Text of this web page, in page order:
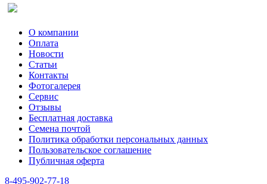
О компании
Оплата
Новости
Статьи
Контакты
Фотогалерея​
Сервис
Отзывы
Бесплатная доставка
Семена почтой
Политика обработки персональных данных
Пользовательское соглашение
Публичная оферта
8-495-902-77-18